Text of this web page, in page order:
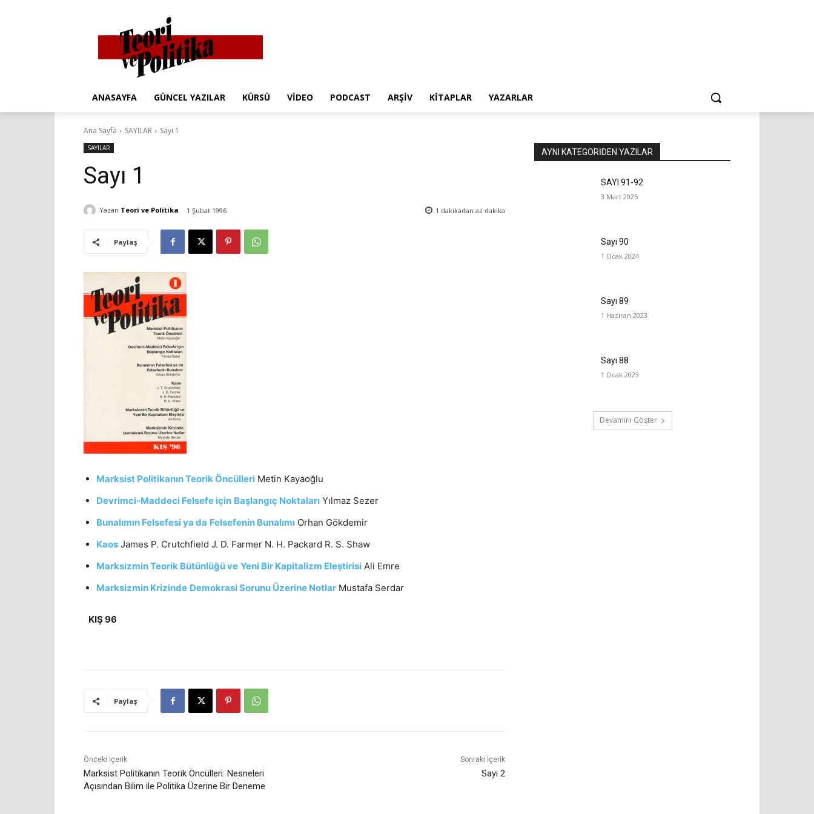
ANASAYFA GÜNCEL YAZILAR KÜRSÜ VIDEO PODCAST ARŞIV KITAPLAR YAZARLAR
Ana Sayfa SAYILAR Sayı 1
SAYILAR
Sayı 1
Yazan Teori ve Politika 1 Şubat 1996 1 dakikadan az dakika
Paylaş
Marksist Politikanın Teorik Öncülleri Metin Kayaoğlu
Devrimci-Maddeci Felsefe için Başlangıç Noktaları Yılmaz Sezer
Bunalımın Felsefesi ya da Felsefenin Bunalımı Orhan Gökdemir
Kaos James P. Crutchfield J. D. Farmer N. H. Packard R. S. Shaw
Marksizmin Teorik Bütünlüğü ve Yeni Bir Kapitalizm Eleştirisi Ali Emre
Marksizmin Krizinde Demokrasi Sorunu Üzerine Notlar Mustafa Serdar
KIŞ 96
Paylaş
Önceki İçerik
Marksist Politikanın Teorik Öncülleri: Nesneleri
Açısından Bilim ile Politika Üzerine Bir Deneme
Sonraki İçerik
Sayı 2
AYNI KATEGORIDEN YAZILAR
SAYI 91-92
3 Mart 2025
Sayı 90
1 Ocak 2024
Sayı 89
1 Haziran 2023
Sayı 88
1 Ocak 2023
Devamını Göster